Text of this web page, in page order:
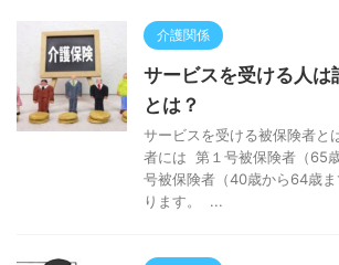
介護関係
サービスを受ける人は
とは？
サービスを受ける被保険者と
者には 第１号被保険者（65
号被保険者（40歳から64歳
ります。 ...